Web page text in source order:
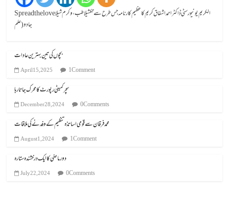
Spread the loveالکریم یونیورسٹی ڈاکٹر احمد اشفاق کریم کا عظیم کارنامہ جس طرح سے تکشیلا طب، وکرم شیلا
جادو (علم
بچوں کی تین بہترین عادات
April 15, 2025 1 Comment
سچر کمیٹی رپورٹ کا محرک جاتا رہا
December 28, 2024 0 Comments
محمد فرقان سے قومی اساتذہ تنظیم کے وفد نے کی ملاقات
August 1, 2024 1 Comment
دور ماضی کا ایک درخشندہ ستارہ
July 22, 2024 0 Comments